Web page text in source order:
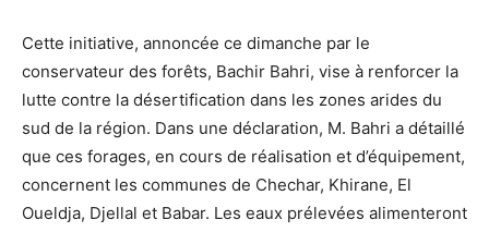
Cette initiative, annoncée ce dimanche par le
conservateur des forêts, Bachir Bahri, vise à renforcer la
lutte contre la désertification dans les zones arides du
sud de la région. Dans une déclaration, M. Bahri a détaillé
que ces forages, en cours de réalisation et d’équipement,
concernent les communes de Chechar, Khirane, El
Oueldja, Djellal et Babar. Les eaux prélevées alimenteront